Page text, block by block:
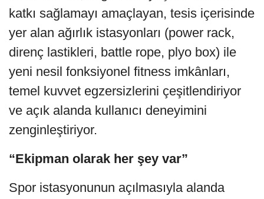
katkı sağlamayı amaçlayan, tesis içerisinde
yer alan ağırlık istasyonları (power rack,
direnç lastikleri, battle rope, plyo box) ile
yeni nesil fonksiyonel fitness imkânları,
temel kuvvet egzersizlerini çeşitlendiriyor
ve açık alanda kullanıcı deneyimini
zenginleştiriyor.
“Ekipman olarak her şey var”
Spor istasyonunun açılmasıyla alanda